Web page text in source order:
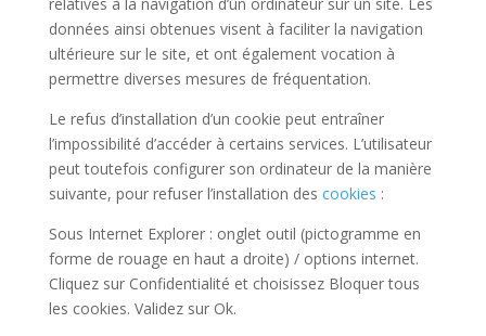
données ainsi obtenues visent à faciliter la navigation
ultérieure sur le site, et ont également vocation à
permettre diverses mesures de fréquentation.
Le refus d’installation d’un cookie peut entraîner
l’impossibilité d’accéder à certains services. L’utilisateur
peut toutefois configurer son ordinateur de la manière
suivante, pour refuser l’installation des cookies :
Sous Internet Explorer : onglet outil (pictogramme en
forme de rouage en haut a droite) / options internet.
Cliquez sur Confidentialité et choisissez Bloquer tous
les cookies. Validez sur Ok.